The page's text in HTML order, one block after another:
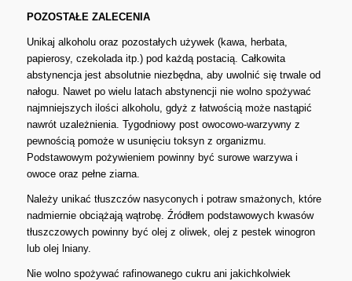
POZOSTAŁE ZALECENIA
Unikaj alkoholu oraz pozostałych używek (kawa, herbata,
papierosy, czekolada itp.) pod każdą postacią. Całkowita
abstynencja jest absolutnie niezbędna, aby uwolnić się trwale od
nałogu. Nawet po wielu latach abstynencji nie wolno spożywać
najmniejszych ilości alkoholu, gdyż z łatwością może nastąpić
nawrót uzależnienia. Tygodniowy post owocowo-warzywny z
pewnością pomoże w usunięciu toksyn z organizmu.
Podstawowym pożywieniem powinny być surowe warzywa i
owoce oraz pełne ziarna.
Należy unikać tłuszczów nasyconych i potraw smażonych, które
nadmiernie obciążają wątrobę. Źródłem podstawowych kwasów
tłuszczowych powinny być olej z oliwek, olej z pestek winogron
lub olej lniany.
Nie wolno spożywać rafinowanego cukru ani jakichkolwiek